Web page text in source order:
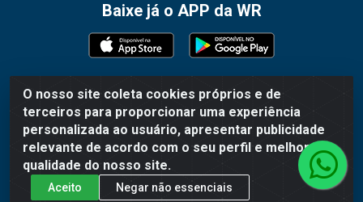
O nosso site coleta cookies próprios e de
terceiros para proporcionar uma experiência
personalizada ao usuário, apresentar publicidade
relevante de acordo com o seu perfil e melhorar a
qualidade do nosso site.
Aceito Negar não essenciais
Baixe já o APP da WR
WR Embalagens - R. Cel. Teodoro Gomes de Araújo, 1360 -
Grogotó - Barbacena / MG - CEP 36202-628 - CNPJ
02.692.206/0001-55